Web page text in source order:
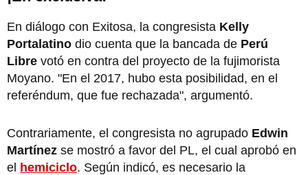
En diálogo con Exitosa, la congresista Kelly
Portalatino dio cuenta que la bancada de Perú
Libre votó en contra del proyecto de la fujimorista
Moyano. "En el 2017, hubo esta posibilidad, en el
referéndum, que fue rechazada", argumentó.
Contrariamente, el congresista no agrupado Edwin
Martínez se mostró a favor del PL, el cual aprobó en
el hemiciclo. Según indicó, es necesario la